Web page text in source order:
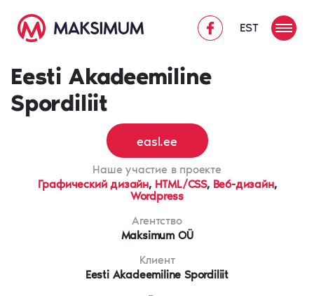
EST
Eesti Akadeemiline
Spordiliit
easl.ee
Наше участие в проекте
Графический дизайн, HTML/CSS, Веб-дизайн,
Wordpress
Агентство
Maksimum OÜ
Клиент
Eesti Akadeemiline Spordiliit